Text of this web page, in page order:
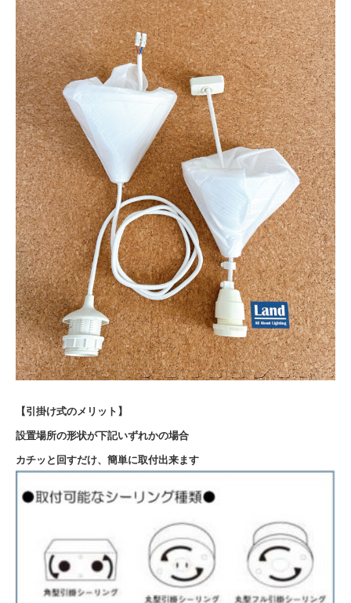
【引掛け式のメリット】
設置場所の形状が下記いずれかの場合
カチッと回すだけ、簡単に取付出来ます